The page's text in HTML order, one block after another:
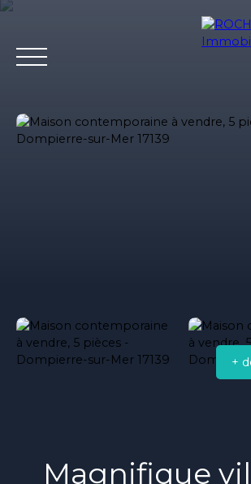
Estimation
+
Magnifique